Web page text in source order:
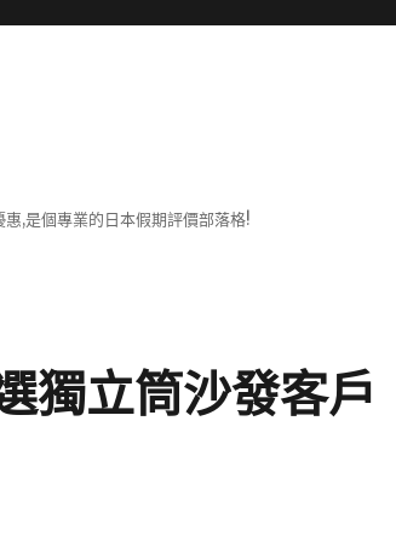
,是個專業的日本假期評價部落格!
獨立筒沙發客戶